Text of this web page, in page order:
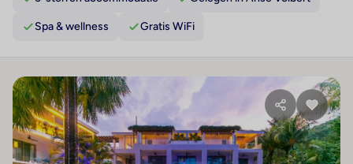
Spa & wellness Gratis WiFi